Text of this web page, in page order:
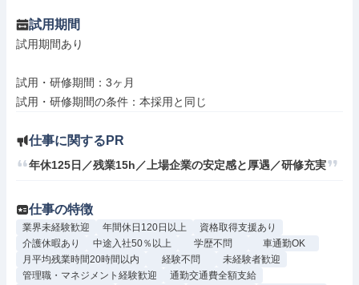
試用期間
試用期間あり
試用・研修期間：3ヶ月
仕事に関するPR
年休125日／残業15h／上場企業の安定感と厚遇／研修充実
仕事の特徴
業界未経験歓迎 年間休日120日以上
資格取得支援あり
介護休暇あり
中途入社50％以上 学歴不問
車通勤OK
月平均残業時間20時間以内
経験不問
未経験者歓迎
管理職・マネジメント経験歓迎
通勤交通費全額支給